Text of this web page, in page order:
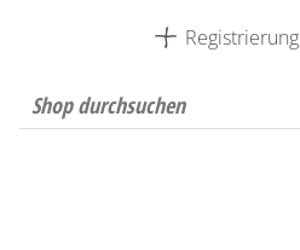
Registrierung